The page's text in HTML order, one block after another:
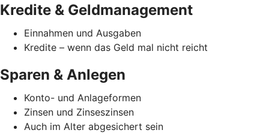
Kredite & Geldmanagement
Einnahmen und Ausgaben
Kredite – wenn das Geld mal nicht reicht
Sparen & Anlegen
Konto- und Anlageformen
Zinsen und Zinseszinsen
Auch im Alter abgesichert sein